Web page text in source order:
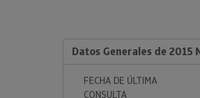
Datos Generales de 2015
FECHA DE ÚLTIMA
CONSULTA